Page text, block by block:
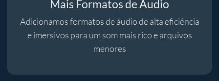
Mais Formatos de Áudio
Adicionamos formatos de áudio de alta eficiência
e imersivos para um som mais rico e arquivos
menores